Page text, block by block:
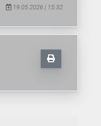
19.05.2026 | 15:32